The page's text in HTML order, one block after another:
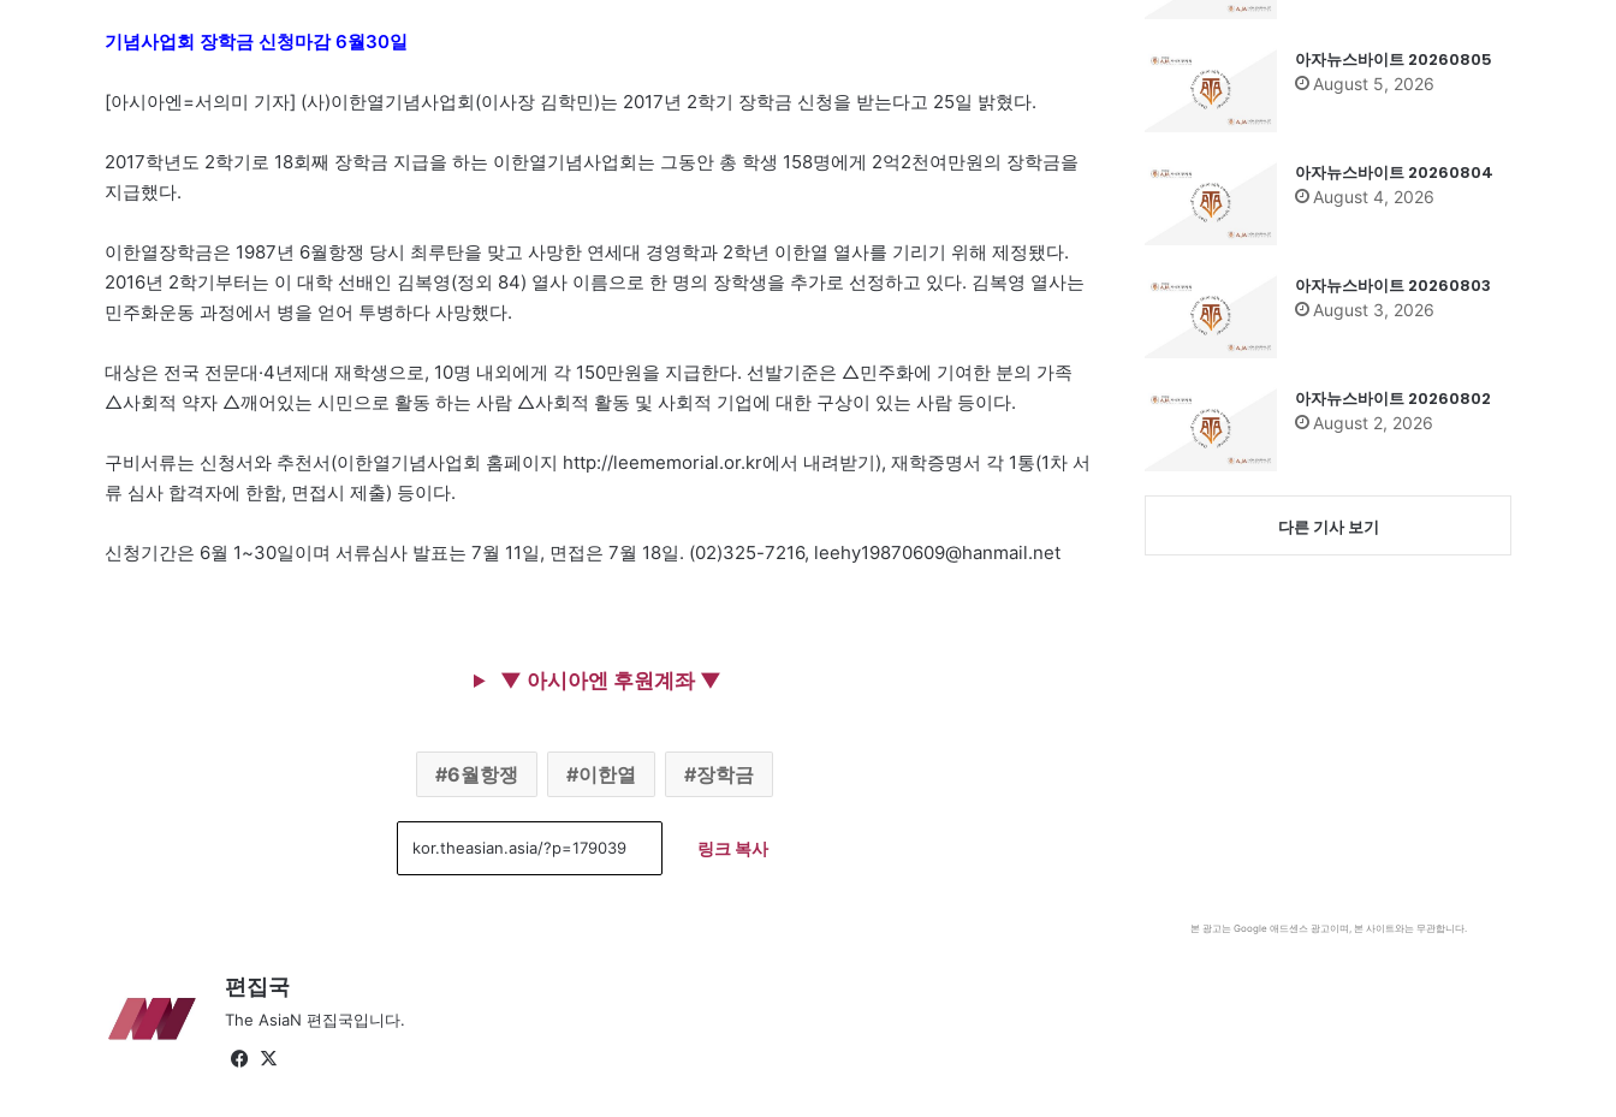
기념사업회 장학금 신청마감 6월30일
[아시아엔=서의미 기자] (사)이한열기념사업회(이사장 김학민)는 2017년 2학기 장학금 신청을 받는다고 25일 밝혔다.
2017학년도 2학기로 18회째 장학금 지급을 하는 이한열기념사업회는 그동안 총 학생 158명에게 2억2천여만원의 장학금을
지급했다.
이한열장학금은 1987년 6월항쟁 당시 최루탄을 맞고 사망한 연세대 경영학과 2학년 이한열 열사를 기리기 위해 제정됐다.
2016년 2학기부터는 이 대학 선배인 김복영(정외 84) 열사 이름으로 한 명의 장학생을 추가로 선정하고 있다. 김복영 열사는
민주화운동 과정에서 병을 얻어 투병하다 사망했다.
대상은 전국 전문대·4년제대 재학생으로, 10명 내외에게 각 150만원을 지급한다. 선발기준은 △민주화에 기여한 분의 가족
△사회적 약자 △깨어있는 시민으로 활동 하는 사람 △사회적 활동 및 사회적 기업에 대한 구상이 있는 사람 등이다.
구비서류는 신청서와 추천서(이한열기념사업회 홈페이지 http://leememorial.or.kr에서 내려받기), 재학증명서 각 1통(1차 서
류 심사 합격자에 한함, 면접시 제출) 등이다.
신청기간은 6월 1~30일이며 서류심사 발표는 7월 11일, 면접은 7월 18일. (02)325-7216, leehy19870609@hanmail.net
▼ 아시아엔 후원계좌 ▼
6월항쟁 이한열 장학금
링크 복사
편집국
The AsiaN 편집국입니다.
Fa
아자뉴스바이트 20260805
August 5, 2026
아자뉴스바이트 20260804
August 4, 2026
아자뉴스바이트 20260803
August 3, 2026
아자뉴스바이트 20260802
August 2, 2026
다른 기사 보기
본 광고는 Google 애드센스 광고이며, 본 사이트와는 무관합니다.